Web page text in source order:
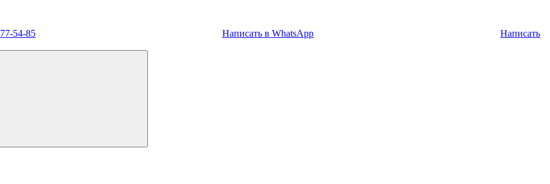
54-85 Написать в WhatsApp Написать